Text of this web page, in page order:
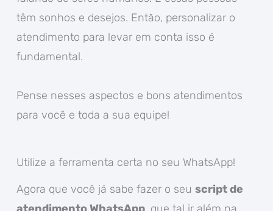
têm sonhos e desejos. Então, personalizar o
atendimento para levar em conta isso é
fundamental.
Pense nesses aspectos e bons atendimentos
para você e toda a sua equipe!
Utilize a ferramenta certa no seu WhatsApp!
Agora que você já sabe fazer o seu script de